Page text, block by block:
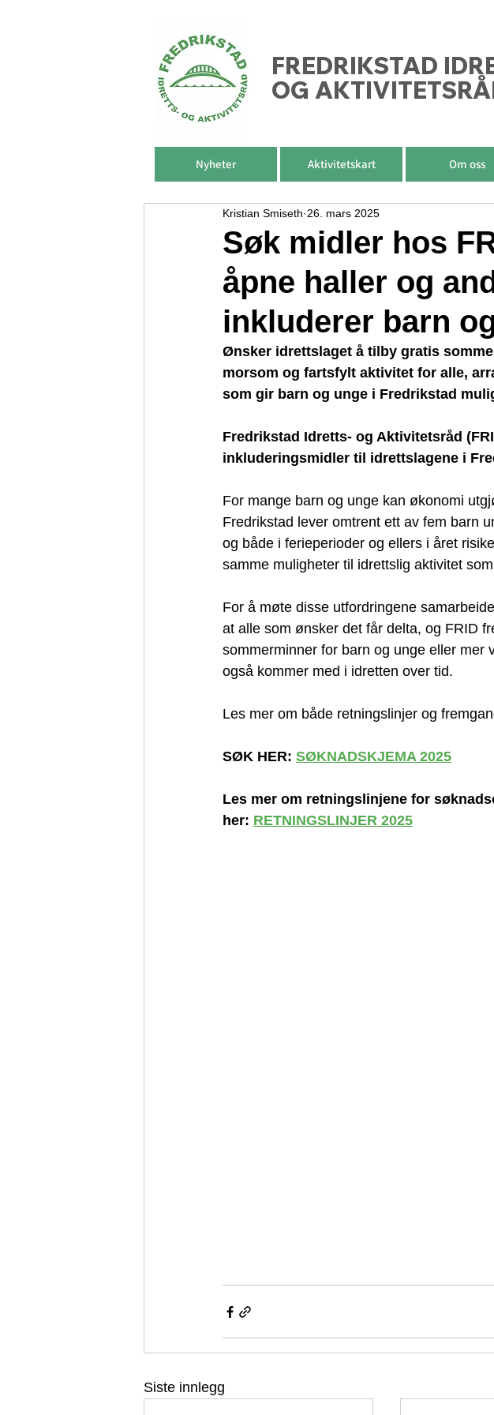
FREDRIKSTAD
OG
Nyheter Aktivitetskart Om oss
Søk midler hos
åpne haller og
inkluderer barn
Kristian Smiseth 26. mars 2025
Ønsker idrettslaget å tilby gratis
morsom og fartsfylt aktivitet for alle,
som gir barn og unge i Fredrikstad
Fredrikstad Idretts- og Aktivitetsråd
inkluderingsmidler til idrettslagene i
For mange barn og unge kan økonomi
Fredrikstad lever omtrent ett av fem barn
og både i ferieperioder og ellers i året
samme muligheter til idrettslig aktivitet
For å møte disse utfordringene
at alle som ønsker det får delta, og FRID
sommerminner for barn og unge eller mer
også kommer med i idretten over tid.
Les mer om både retningslinjer og
SØK HER: SØKNADSKJEMA 2025
Les mer om retningslinjene for
her: RETNINGSLINJER 2025
Siste innlegg